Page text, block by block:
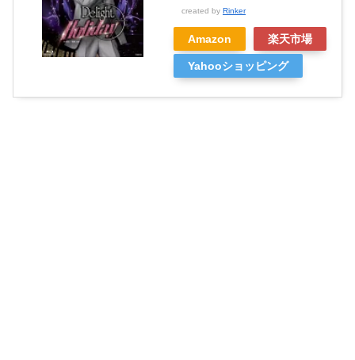
created by Rinker
Amazon 楽天市場
Yahooショッピング